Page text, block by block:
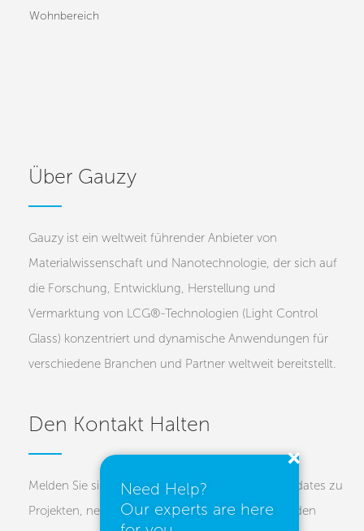
Wohnbereich
Über Gauzy
Gauzy ist ein weltweit führender Anbieter von
Materialwissenschaft und Nanotechnologie, der sich auf
die Forschung, Entwicklung, Herstellung und
Vermarktung von LCG®-Technologien (Light Control
Glass) konzentriert und dynamische Anwendungen für
verschiedene Branchen und Partner weltweit bereitstellt.
Den Kontakt Halten
Melden Sie sich für unsere Newsletter an, um Updates zu
Projekten, neuen Technologien und bevorstehenden
Need Help?
Our experts are here